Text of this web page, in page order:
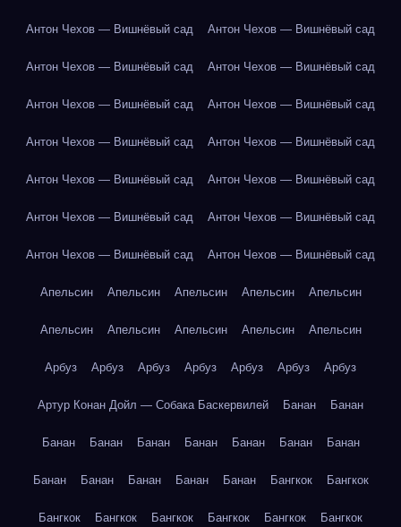
Антон Чехов — Вишнёвый сад Антон Чехов — Вишнёвый сад
Антон Чехов — Вишнёвый сад Антон Чехов — Вишнёвый сад
Антон Чехов — Вишнёвый сад Антон Чехов — Вишнёвый сад
Антон Чехов — Вишнёвый сад Антон Чехов — Вишнёвый сад
Антон Чехов — Вишнёвый сад Антон Чехов — Вишнёвый сад
Антон Чехов — Вишнёвый сад Антон Чехов — Вишнёвый сад
Антон Чехов — Вишнёвый сад Антон Чехов — Вишнёвый сад
Апельсин Апельсин Апельсин Апельсин Апельсин
Апельсин Апельсин Апельсин Апельсин Апельсин
Арбуз Арбуз Арбуз Арбуз Арбуз Арбуз Арбуз
Артур Конан Дойл — Собака Баскервилей Банан Банан
Банан Банан Банан Банан Банан Банан Банан
Банан Банан Банан Банан Банан Бангкок Бангкок
Бангкок Бангкок Бангкок Бангкок Бангкок Бангкок